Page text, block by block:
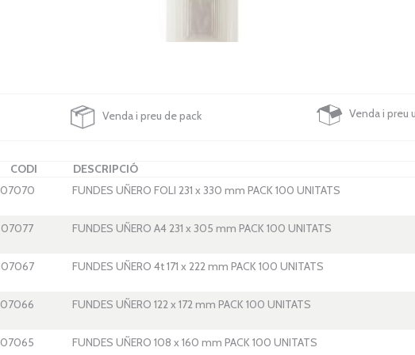
Venda i preu de pack Venda i preu
CODI DESCRIPCIÓ
07070
FUNDES UÑERO FOLI 231 x 330 mm PACK 100 UNITATS
07077 FUNDES UÑERO A4 231 x 305 mm PACK 100 UNITATS
07067 FUNDES UÑERO 4t 171 x 222 mm PACK 100 UNITATS
07066 FUNDES UÑERO 122 x 172 mm PACK 100 UNITATS
07065 FUNDES UÑERO 108 x 160 mm PACK 100 UNITATS